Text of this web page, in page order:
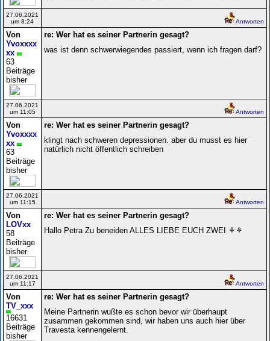
27.06.2021
um 8:24
Antworten
Von
Yvoxxxx
xx
63
Beiträge
bisher
re: Wer hat es seiner Partnerin gesagt?
was ist denn schwerwiegendes passiert, wenn ich fragen darf?
27.06.2021
um 11:05
Antworten
Von
Yvoxxxx
xx
63
Beiträge
bisher
re: Wer hat es seiner Partnerin gesagt?
klingt nach schweren depressionen. aber du musst es hier
natürlich nicht öffentlich schreiben
27.06.2021
um 11:15
Antworten
Von
LOVxx
58
Beiträge
bisher
re: Wer hat es seiner Partnerin gesagt?
Hallo Petra Zu beneiden ALLES LIEBE EUCH ZWEI ⚘⚘
27.06.2021
um 11:17
Antworten
Von
TV_xxx
16631
Beiträge
bisher
re: Wer hat es seiner Partnerin gesagt?
Meine Partnerin wußte es schon bevor wir überhaupt
zusammen gekommen sind, wir haben uns auch hier über
Travesta kennengelernt.